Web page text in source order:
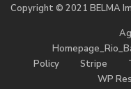
Copyright © 2021 BELMA
Policy
Stripe
WP